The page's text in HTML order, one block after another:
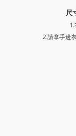
尺
2.請拿手邊